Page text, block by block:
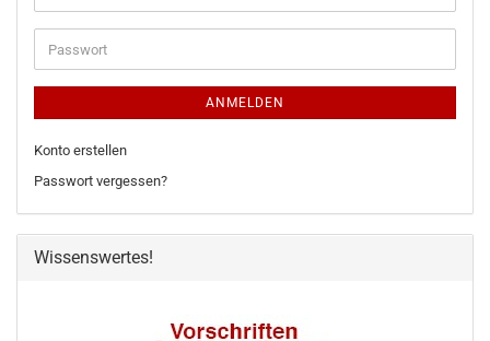
Mail-
Adresse
Passwort
ANMELDEN
Konto erstellen
Passwort vergessen?
Wissenswertes!